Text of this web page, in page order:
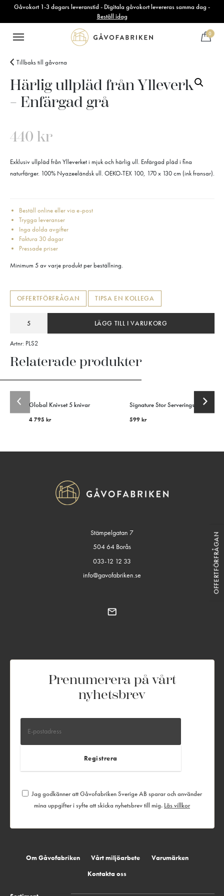
Gåvokort 1-3 dagars leveranstid - Digitala gåvokort levereras samma dag -
Beställ idag
0
Tillbaks till gåvorna
Härlig ullpläd från Ylleverket
– Enfärgad grå
440 kr
Exklusiv ullpläd från Ylleverket i mjuk och härlig ull. Enfärgad pläd i fina
naturfärger. 100% Nyazeeländsk ull. OEKO-TEX 100, 170 x 130 cm (ink fransar).
Beställ online eller via e-post
Trygga leveranser
Inga dolda avgifter
Faktura 30 dagar
Pressade priser
Minimum 5 av varje produkt per beställning.
OFFERTFÖRFRÅGAN TIPSA EN KOLLEGA
LÄGG TILL I VARUKORG
Artnr: PLS2
Relaterade produkter
Global Knivset 5 knivar
4 795 kr
Signature Stor Serveringsskål
599kr
Stämpelgatan 7
504 64 Borås
033-12 12 33
info@gavofabriken.se
Prenumerera på vårt
nyhetsbrev
Jag godkänner att Gåvofabriken Sverige AB sparar och använder
mina uppgifter i syfte att skicka nyhetsbrev till mig. Läs villkor
Om Gåvofabriken Vårt miljöarbete
Varumärken
Kontakta oss
OFFERTFÖRFRÅGAN